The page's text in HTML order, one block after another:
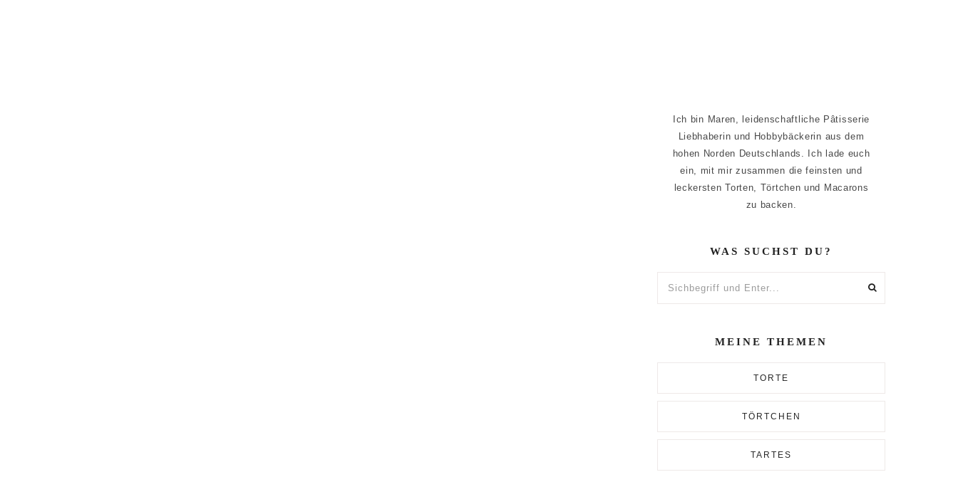
Ich bin Maren, leidenschaftliche Pâtisserie
Liebhaberin und Hobbybäckerin aus dem
hohen Norden Deutschlands. Ich lade euch
ein, mit mir zusammen die feinsten und
leckersten Torten, Törtchen und Macarons
zu backen.
WAS SUCHST DU?
MEINE THEMEN
TORTE
TÖRTCHEN
TARTES